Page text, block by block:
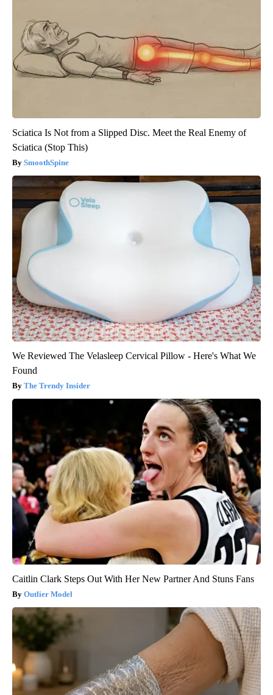
Sciatica Is Not from a Slipped Disc. Meet the Real Enemy of
Sciatica (Stop This)
SmoothSpine
We Reviewed The Velasleep Cervical Pillow - Here's What We
Found
The Trendy Insider
Caitlin Clark Steps Out With Her New Partner And Stuns Fans
Outlier Model